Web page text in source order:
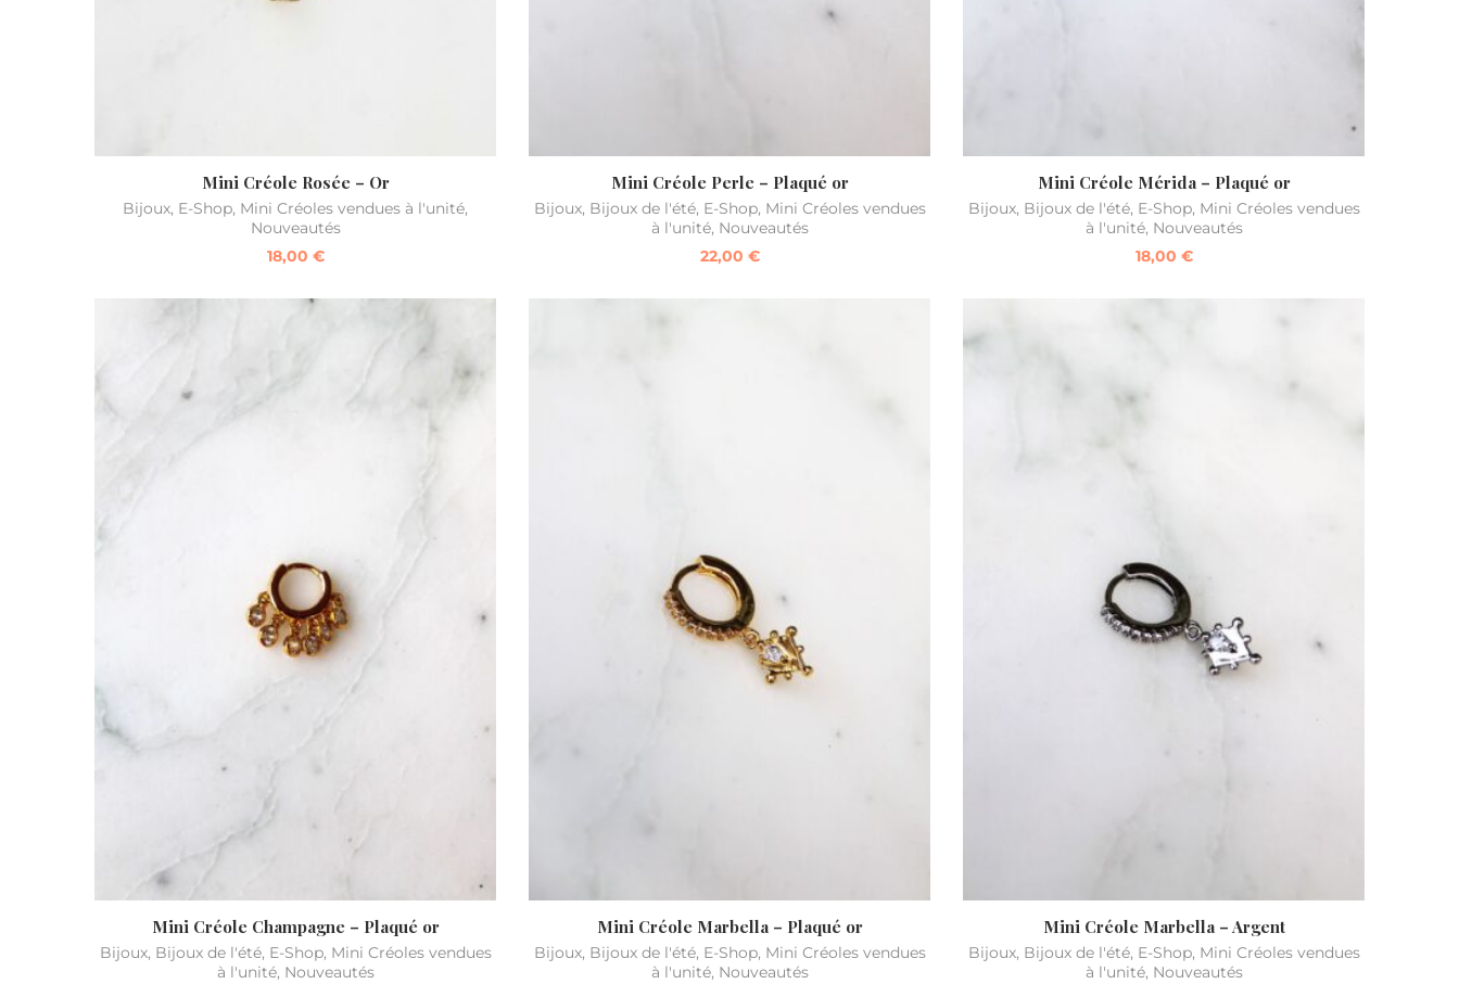
Mini Créole Rosée – Or
Bijoux, E-Shop, Mini Créoles vendues à l'unité,
Nouveautés
18,00 €
Mini Créole Perle – Plaqué or
Bijoux, Bijoux de l'été, E-Shop, Mini Créoles vendues
à l'unité, Nouveautés
22,00 €
Mini Créole Mérida – Plaqué or
Bijoux, Bijoux de l'été, E-Shop, Mini Créoles vendues
à l'unité, Nouveautés
18,00 €
Mini Créole Champagne – Plaqué or
Bijoux, Bijoux de l'été, E-Shop, Mini Créoles vendues
à l'unité, Nouveautés
Mini Créole Marbella – Plaqué or
Bijoux, Bijoux de l'été, E-Shop, Mini Créoles vendues
à l'unité, Nouveautés
Mini Créole Marbella – Argent
Bijoux, Bijoux de l'été, E-Shop, Mini Créoles vendues
à l'unité, Nouveautés